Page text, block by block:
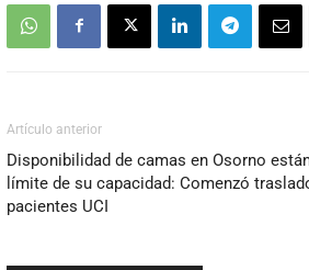
Artículo anterior
Disponibilidad de camas en Osorno
límite de su capacidad: Comenzó
pacientes UCI